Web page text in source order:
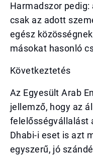
Harmadszor
csak az adott
egész
másokat hasonló
Következtetés
Az Egyesült Arab
jellemző, hogy az
felelősségvállalást
Dhabi-i eset is azt
egyszerű, jó